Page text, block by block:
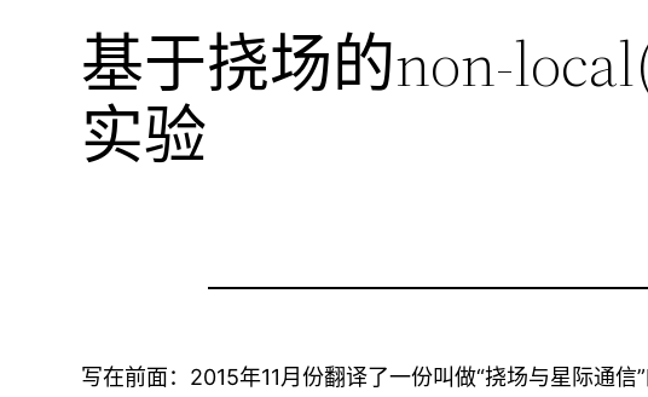
基于挠场的non-
实验
写在前面：2015年11月份翻译了一份叫做“挠场与星际通信